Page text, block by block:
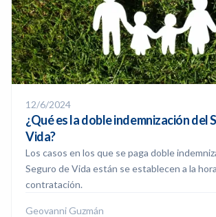
12/6/2024
¿Qué es la doble indemnización del
Vida?
Los casos en los que se paga doble
Seguro de Vida están se establecen a la
contratación.
Geovanni Guzmán